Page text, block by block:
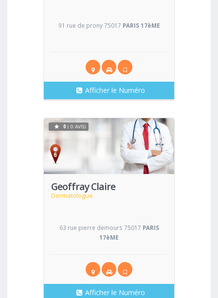
91 rue de prony 75017 PARIS 17èME
Afficher le Numéro
Geoffray Claire
Dermatologue
Voir
0 ( 0 AVIS)
63 rue pierre demours 75017 PARIS
17èME
Afficher le Numéro